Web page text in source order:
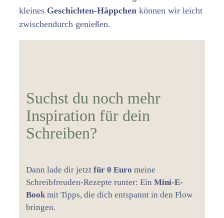
kleines Geschichten-Häppchen können wir leicht
zwischendurch genießen.
Suchst du noch mehr
Inspiration für dein
Schreiben?
Dann lade dir jetzt für 0 Euro meine
Schreibfreuden-Rezepte runter: Ein Mini-E-
Book mit Tipps, die dich entspannt in den Flow
bringen.